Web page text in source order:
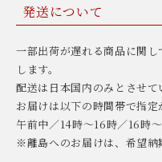
発送について
一部出荷が遅れる商品に関
します。
配送は日本国内のみとさせて
お届けは以下の時間帯で指定
午前中／14時〜16時／16時
※離島へのお届けは、希望納